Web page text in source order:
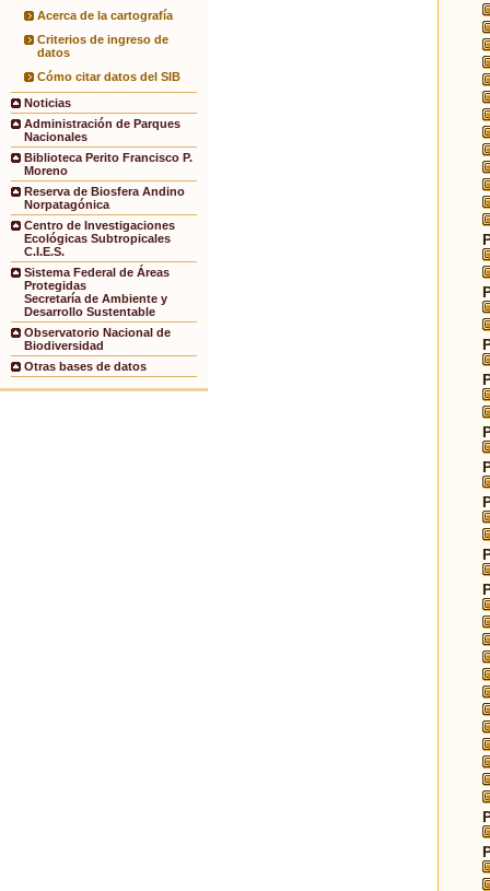
Acerca de la cartografía
Criterios de ingreso de
datos
Cómo citar datos del SIB
Noticias
Administración de Parques
Nacionales
Biblioteca Perito Francisco P.
Moreno
Reserva de Biosfera Andino
Norpatagónica
Centro de Investigaciones
Ecológicas Subtropicales
C.I.E.S.
Sistema Federal de Áreas
Protegidas
Secretaría de Ambiente y
Desarrollo Sustentable
Observatorio Nacional de
Biodiversidad
Otras bases de datos